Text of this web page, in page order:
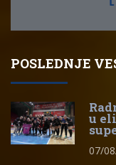
POSLEDNJE
u
07/